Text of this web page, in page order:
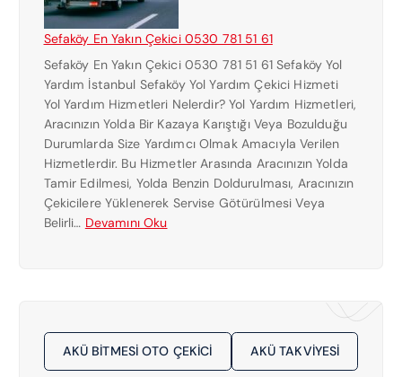
1
1
6
1
E
N
Y
A
K
I
N
Ç
E
K
I
C
7
Sefaköy En Yakın Çekici 0530 781 51 61
Sefaköy En Yakın Çekici 0530 781 51 61 Sefaköy Yol
Yardım İstanbul Sefaköy Yol Yardım Çekici Hizmeti
Yol Yardım Hizmetleri Nelerdir? Yol Yardım Hizmetleri,
Aracınızın Yolda Bir Kazaya Karıştığı Veya Bozulduğu
Durumlarda Size Yardımcı Olmak Amacıyla Verilen
Hizmetlerdir. Bu Hizmetler Arasında Aracınızın Yolda
Tamir Edilmesi, Yolda Benzin Doldurulması, Aracınızın
Çekicilere Yüklenerek Servise Götürülmesi Veya
Belirli… Devamını Oku:
Y
AKÜ BITMESI OTO ÇEKICI AKÜ TAKVIYESI